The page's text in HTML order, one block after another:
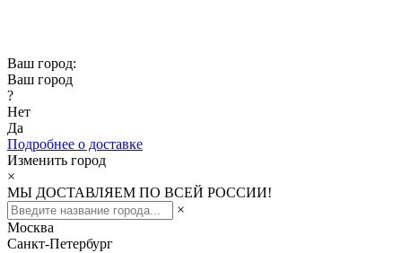
Ваш город:
Ваш город
?
Нет
Да
Подробнее о доставке
Изменить город
×
МЫ ДОСТАВЛЯЕМ ПО ВСЕЙ РОССИИ!
×
Москва
Санкт-Петербург